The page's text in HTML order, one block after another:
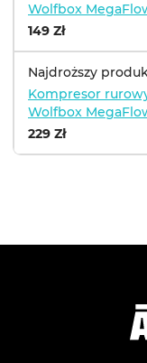
Wolfbox
149 Zł
Najdroższy
Kompresor
Wolfbox
229 Zł